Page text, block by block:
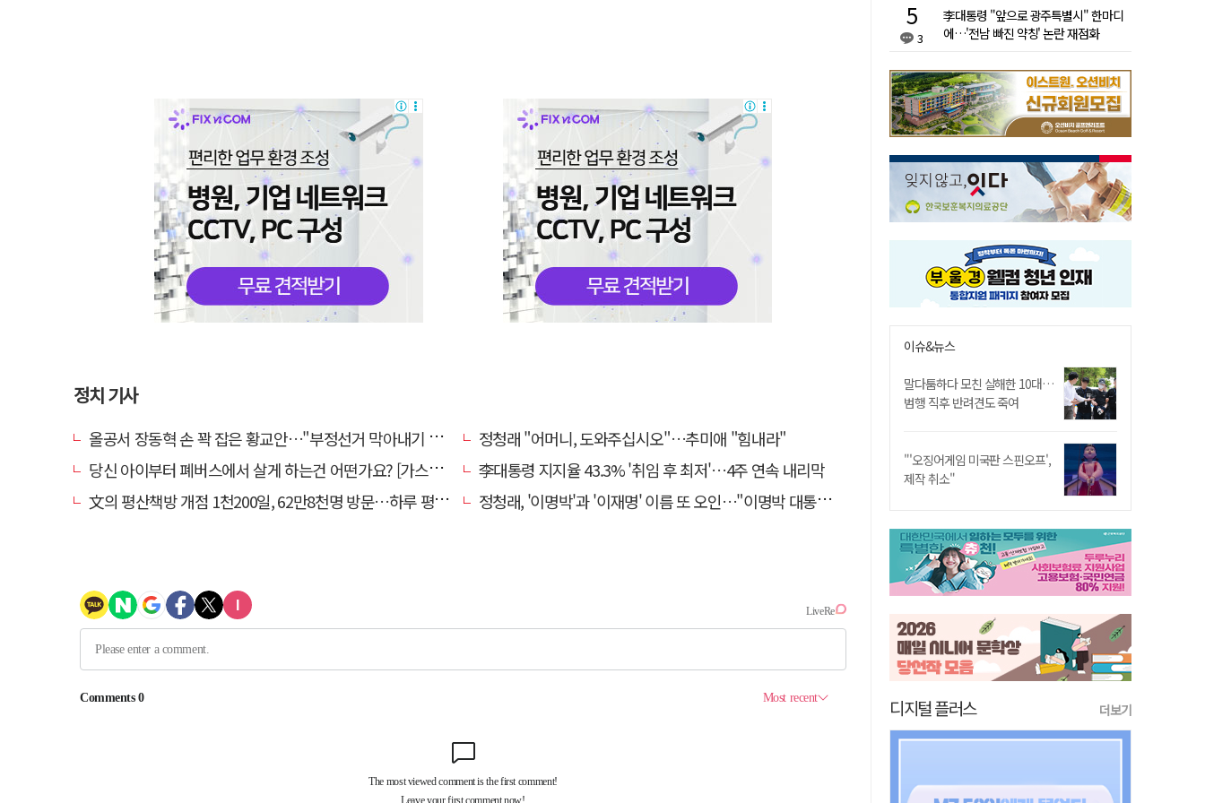
정치 기사
올공서 장동혁 손 꽉 잡은 황교안…"부정선거 막아내기 함께 하자"
정청래 "어머니, 도와주십시오"…추미애 "힘내라"
당신 아이부터 폐버스에서 살게 하는건 어떤가요? [가스인라이팅]
李대통령 지지율 43.3% '취임 후 최저'…4주 연속 내리막
文의 평산책방 개점 1천200일, 62만8천명 방문…하루 평균 500명↑
정청래, '이명박'과 '이재명' 이름 또 오인…"이명박 대통령 임기안에 반도체 제품 출시"
3
李대통령 "앞으로 광주특별시" 한마디
에…'전남 빠진 약칭' 논란 재점화
이슈&뉴스
말다툼하다 모친 살해한 10대…
범행 직후 반려견도 죽여
"'오징어게임 미국판 스핀오프',
제작 취소"
디지털 플러스 더보기